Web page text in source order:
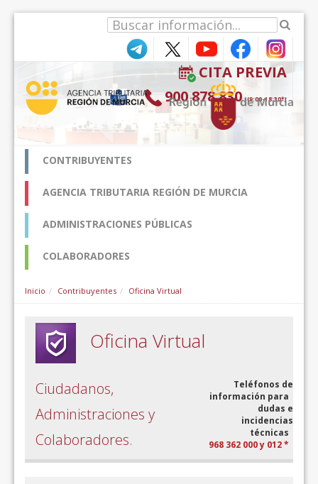
CITA PREVIA
900 878 830 (9:00-18:30*)
CONTRIBUYENTES
AGENCIA TRIBUTARIA REGIÓN DE MURCIA
ADMINISTRACIONES PÚBLICAS
COLABORADORES
Inicio Contribuyentes Oficina Virtual
Oficina Virtual
Ciudadanos,
Administraciones y
Colaboradores.
Teléfonos de
información para
dudas e
incidencias
técnicas
968 362 000 y 012 *